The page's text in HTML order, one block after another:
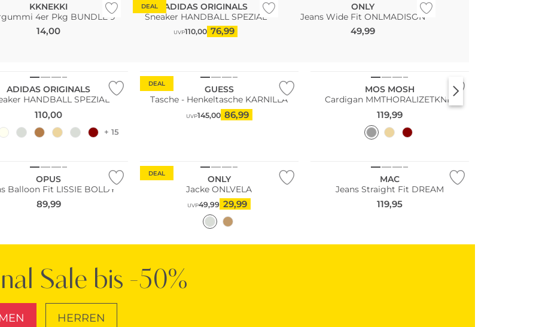
KKNEKKI
4er Pkg BUNDLE 9
14,00
DEAL
ADIDAS ORIGINALS
Sneaker HANDBALL SPEZIAL
UVP110,00 76,99
ONLY
Jeans Wide Fit ONLMADISON
49,99
ADIDAS ORIGINALS
HANDBALL SPEZIAL
110,00
+ 15
DEAL
GUESS
Tasche - Henkeltasche KARNILLA
UVP145,00 86,99
MOS MOSH
Cardigan MMTHORALIZETKNIT
119,99
OPUS
Balloon Fit LISSIE BOLDY
89,99
DEAL
ONLY
Jacke ONLVELA
UVP49,99 29,99
MAC
Jeans Straight Fit DREAM
119,95
Sale bis -50%
HERREN